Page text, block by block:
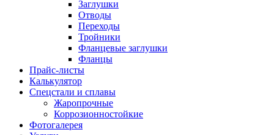
Заглушки
Отводы
Переходы
Тройники
Фланцевые заглушки
Фланцы
Прайс-листы
Калькулятор
Спецстали и сплавы
Жаропрочные
Коррозионностойкие
Фотогалерея